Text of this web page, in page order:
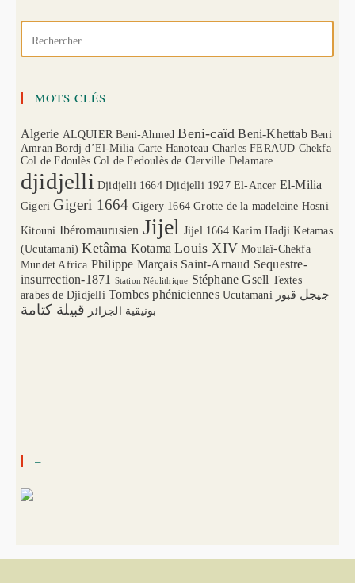
MOTS CLÉS
Algerie ALQUIER Beni-Ahmed Beni-caïd Beni-Khettab Beni
Amran Bordj d’El-Milia Carte Hanoteau Charles FERAUD Chekfa
Col de Fdoulès Col de Fedoulès de Clerville Delamare
djidjelli Djidjelli 1664 Djidjelli 1927 El-Ancer El-Milia
Gigeri Gigeri 1664 Gigery 1664 Grotte de la madeleine Hosni
Kitouni Ibéromaurusien Jijel Jijel 1664 Karim Hadji Ketamas
(Ucutamani) Ketâma Kotama Louis XIV Moulaï-Chekfa
Mundet Africa Philippe Marçais Saint-Arnaud Sequestre-
insurrection-1871
Station Néolithique Stéphane Gsell Textes
arabes de Djidjelli Tombes phéniciennes Ucutamani جيجل قبور
بونيقية الجزائر قبيلة كتامة
–